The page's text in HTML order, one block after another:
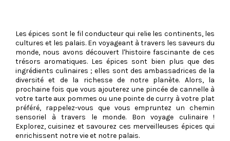
Les épices sont le fil conducteur qui relie les continents, les
cultures et les palais. En voyageant à travers les saveurs du
monde, nous avons découvert l'histoire fascinante de ces
trésors aromatiques. Les épices sont bien plus que des
ingrédients culinaires ; elles sont des ambassadrices de la
diversité et de la richesse de notre planète. Alors, la
prochaine fois que vous ajouterez une pincée de cannelle à
votre tarte aux pommes ou une pointe de curry à votre plat
préféré, rappelez-vous que vous empruntez un chemin
sensoriel à travers le monde. Bon voyage culinaire !
Explorez, cuisinez et savourez ces merveilleuses épices qui
enrichissent notre vie et notre palais.